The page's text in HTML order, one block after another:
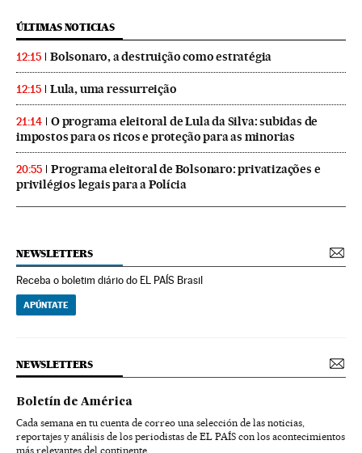
ÚLTIMAS NOTICIAS
12:15 Bolsonaro, a destruição como estratégia
12:15 Lula, uma ressurreição
21:14
O programa eleitoral de Lula da Silva: subidas de
impostos para os ricos e proteção para as minorias
20:55
Programa eleitoral de Bolsonaro: privatizações e
privilégios legais para a Polícia
NEWSLETTERS
Receba o boletim diário do EL PAÍS Brasil
APÚNTATE
NEWSLETTERS
Boletín de América
Cada semana en tu cuenta de correo una selección de las noticias,
reportajes y análisis de los periodistas de EL PAÍS con los acontecimientos
más relevantes del continente.